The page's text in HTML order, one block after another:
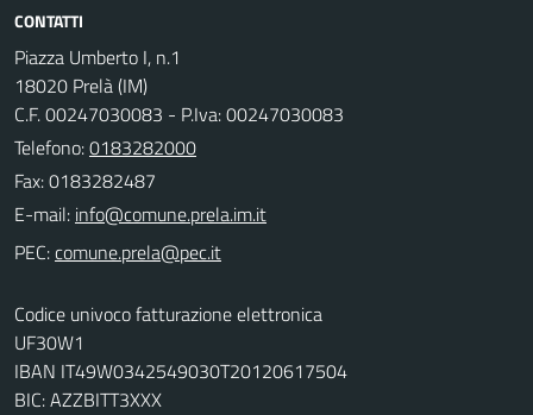
CONTATTI
Piazza Umberto I, n.1
18020 Prelà (IM)
C.F. 00247030083 - P.Iva: 00247030083
Telefono:0183282000
Fax: 0183282487
E-mail:
PEC:
Codice univoco fatturazione elettronica
UF30W1
IBAN IT49W0342549030T20120617504
BIC: AZZBITT3XXX